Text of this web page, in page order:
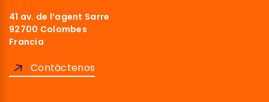
41 av. de l’agent Sarre
92700 Colombes
Francia
Contáctenos